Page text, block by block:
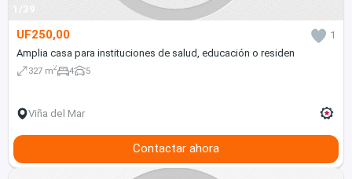
1/39
UF250,00
1
Amplia casa para instituciones de salud, educación o residen
327 m2 4 5
Viña del Mar
Contactar ahora